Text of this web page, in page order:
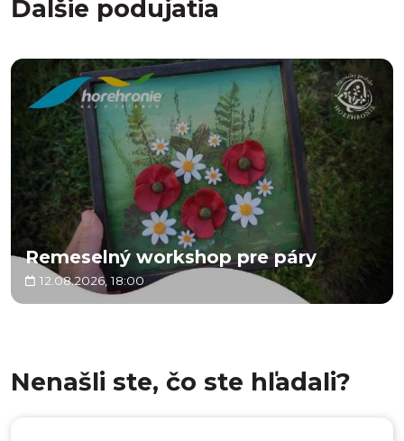
Ďalšie podujatia
Remeselný workshop pre páry
12.08.2026, 18:00
Nenašli ste, čo ste hľadali?